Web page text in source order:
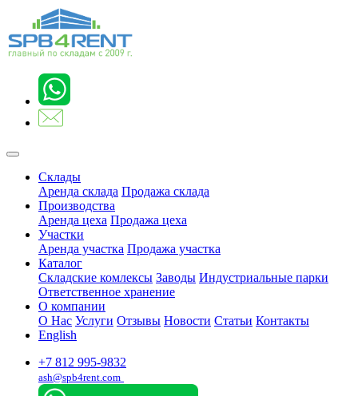
Склады
Аренда склада Продажа склада
Производства
Аренда цеха Продажа цеха
Участки
Аренда участка Продажа участка
Каталог
Складские комлексы Заводы Индустриальные парки
Ответственное хранение
О компании
О Нас Услуги Отзывы Новости Статьи Контакты
English
+7 812 995-9832
ash@spb4rent.com